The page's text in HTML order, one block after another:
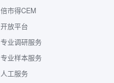
倍市得CEM
开放平台
专业调研服务
专业样本服务
人工服务